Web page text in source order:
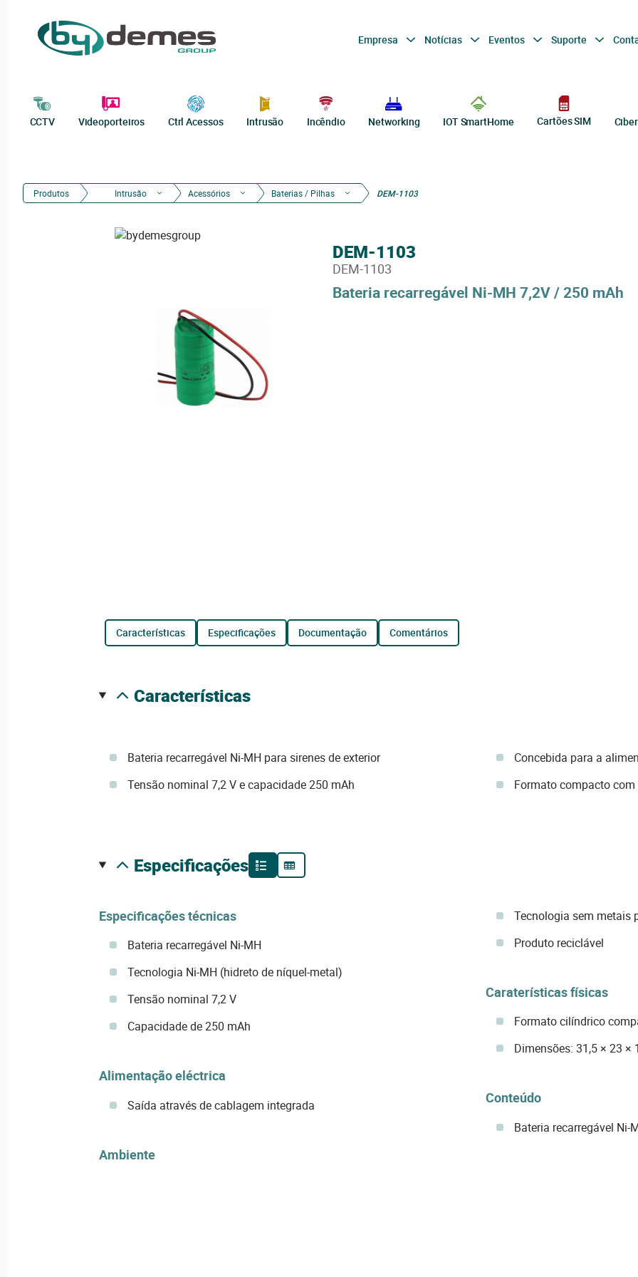
Empresa Notícias Eventos Suporte
CCTV Videoporteiros Ctrl Acessos Intrusão Incêndio Networking IOT SmartHome Cartões SIM
Produtos Intrusão Acessórios Baterias / Pilhas DEM-1103
Bateria recarregável Ni-MH 7,2V / 250 mAh
DEM-1103
DEM-1103
características especificações documentação comentários
características
Bateria recarregável Ni-MH para sirenes de exterior
Tensão nominal 7,2 V e capacidade 250 mAh
Concebida para a
Formato compacto
especificações
Especificações técnicas
Bateria recarregável Ni-MH
Tecnologia Ni-MH (hidreto de níquel-metal)
Tensão nominal 7,2 V
Capacidade de 250 mAh
Alimentação eléctrica
Saída através de cablagem integrada
Ambiente
Tecnologia sem metais
Produto reciclável
Caraterísticas físicas
Formato cilíndrico
Dimensões: 31,5 × 23 ×
Conteúdo
Bateria recarregável Ni-